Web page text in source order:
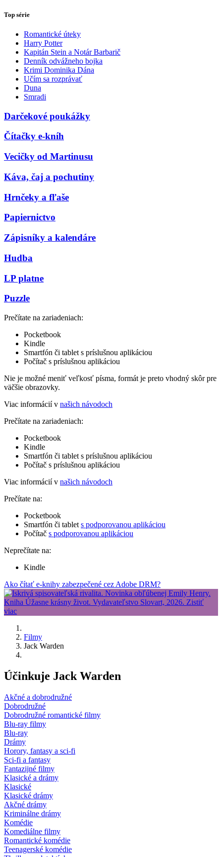
Top série
Romantické úteky
Harry Potter
Kapitán Stein a Notár Barbarič
Denník odvážneho bojka
Krimi Dominika Dána
Učím sa rozprávať
Duna
Smradi
Darčekové poukážky
Čítačky e-kníh
Vecičky od Martinusu
Káva, čaj a pochutiny
Hrnčeky a fľaše
Papiernictvo
Zápisníky a kalendáre
Hudba
LP platne
Puzzle
Prečítate na zariadeniach:
Pocketbook
Kindle
Smartfón či tablet s príslušnou aplikáciou
Počítač s príslušnou aplikáciou
Nie je možné meniť veľkosť písma, formát je preto vhodný skôr pre
väčšie obrazovky.
Viac informácií v našich návodoch
Prečítate na zariadeniach:
Pocketbook
Kindle
Smartfón či tablet s príslušnou aplikáciou
Počítač s príslušnou aplikáciou
Viac informácií v našich návodoch
Prečítate na:
Pocketbook
Smartfón či tablet s podporovanou aplikáciou
Počítač s podporovanou aplikáciou
Neprečítate na:
Kindle
Ako čítať e-knihy zabezpečené cez Adobe DRM?
Filmy
Jack Warden
Účinkuje Jack Warden
Akčné a dobrodružné
Dobrodružné
Dobrodružné romantické filmy
Blu-ray filmy
Blu-ray
Drámy
Horory, fantasy a sci-fi
Sci-fi a fantasy
Fantazijné filmy
Klasické a drámy
Klasické
Klasické drámy
Akčné drámy
Kriminálne drámy
Komédie
Komediálne filmy
Romantické komédie
Teenagerské komédie